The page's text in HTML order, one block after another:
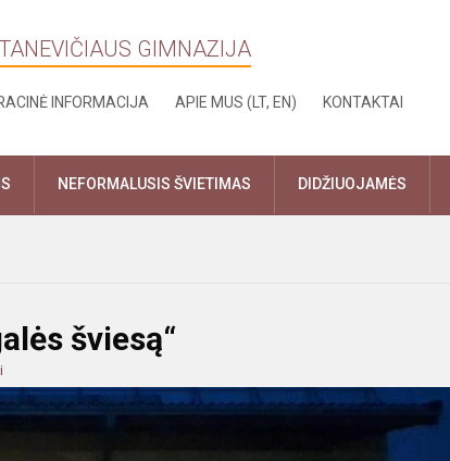
GIMNAZIJA
INFORMACIJA APIE MUS (LT, EN) KONTAKTAI
NEFORMALUSIS ŠVIETIMAS DIDŽIUOJAMĖS
šviesą“